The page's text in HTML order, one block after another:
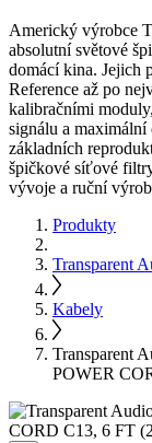
Americký výrobce
absolutní světové
domácí kina. Jejich
Reference až po
kalibračními
signálu a
základních
špičkové síťové
vývoje a ruční
Produkty
Transparent
Kabely
Transparent
POWER